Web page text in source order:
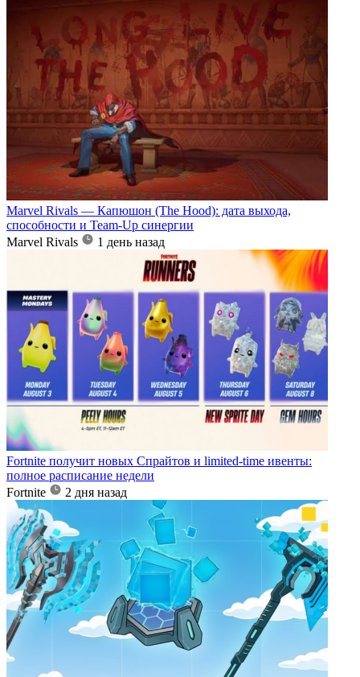
Marvel Rivals — Капюшон (The Hood): дата выхода,
способности и Team-Up синергии
Marvel Rivals
1 день назад
Fortnite получит новых Спрайтов и limited-time ивенты:
полное расписание недели
Fortnite
2 дня назад